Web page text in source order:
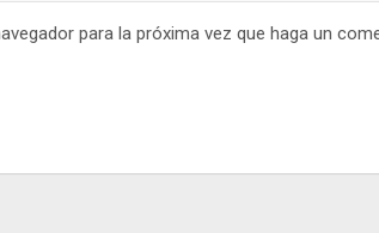
para la próxima vez que haga un